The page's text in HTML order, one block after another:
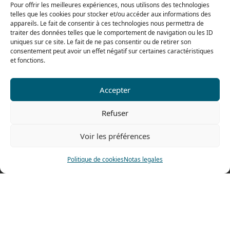
Pour offrir les meilleures expériences, nous utilisons des technologies
telles que les cookies pour stocker et/ou accéder aux informations des
appareils. Le fait de consentir à ces technologies nous permettra de
traiter des données telles que le comportement de navigation ou les ID
uniques sur ce site. Le fait de ne pas consentir ou de retirer son
consentement peut avoir un effet négatif sur certaines caractéristiques
et fonctions.
Accepter
Refuser
Voir les préférences
Politique de cookiesNotas legales
De 8h a 12h30 y de 13h30 a 16h
Nuestra gama para particulares
Tel: 0033 474 62 81 44
478 rue Alexandre Richetta